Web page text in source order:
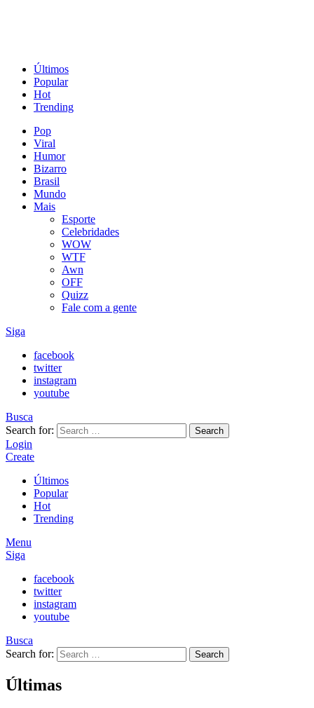
Últimos
Popular
Hot
Trending
Pop
Viral
Humor
Bizarro
Brasil
Mundo
Mais
Esporte
Celebridades
WOW
WTF
Awn
OFF
Quizz
Fale com a gente
Siga
facebook
twitter
instagram
youtube
Busca
Search for:
Search
Login
Create
Últimos
Popular
Hot
Trending
Menu
Siga
facebook
twitter
instagram
youtube
Busca
Search for:
Search
Últimas